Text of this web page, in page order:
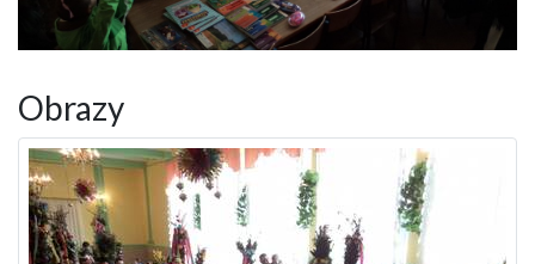
Obrazy